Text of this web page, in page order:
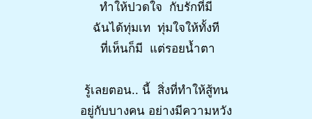
ทำให้ปวดใจ กับรักที่มี
ฉันได้ทุ่มเท ทุ่มใจให้ทั้งที
ที่เห็นก็มี แต่รอยน้ำตา
รู้เลยตอน.. นี้ สิ่งที่ทำให้สู้ทน
อยู่กับบางคน อย่างมีความหวัง